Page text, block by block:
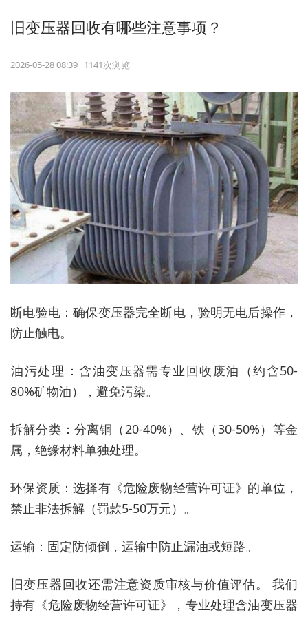
旧变压器回收有哪些注意事项？
2026-05-28 08:39 1141次浏览
‌断电验电‌：确保变压器完全断电，验明无电后操作，
防止触电。
‌油污处理‌：含油变压器需专业回收废油（约含50-
80%矿物油），避免污染。
‌拆解分类‌：分离铜（20-40%）、铁（30-50%）等金
属，绝缘材料单独处理。
‌环保资质‌：选择有《危险废物经营许可证》的单位，
禁止非法拆解（罚款5-50万元）。
‌运输‌：固定防倾倒，运输中防止漏油或短路。
‌旧变压器回收还需注意资质审核与价值评估。‌ 我们
持有《危险废物经营许可证》，专业处理含油变压器